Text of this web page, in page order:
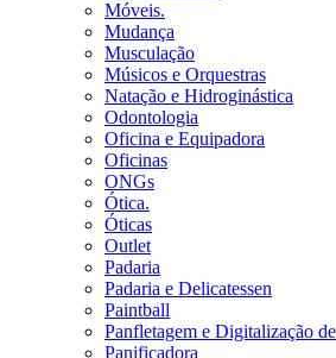
Móveis.
Mudança
Musculação
Músicos e Orquestras
Natação e Hidroginástica
Odontologia
Oficina e Equipadora
Oficinas
ONGs
Ótica.
Óticas
Outlet
Padaria
Padaria e Delicatessen
Paintball
Panfletagem e Digitalização
Panificadora